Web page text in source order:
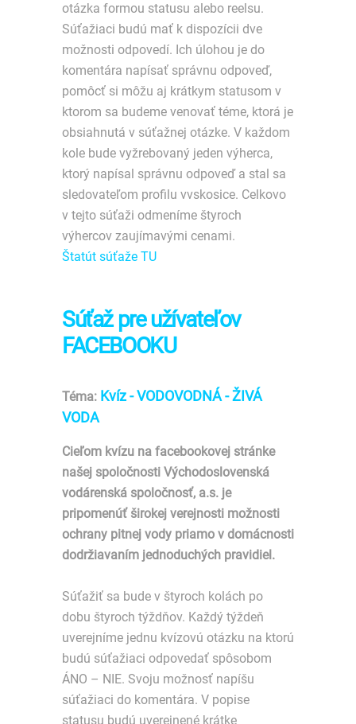
otázka formou statusu alebo reelsu.
Súťažiaci budú mať k dispozícii dve
možnosti odpovedí. Ich úlohou je do
komentára napísať správnu odpoveď,
pomôcť si môžu aj krátkym statusom v
ktorom sa budeme venovať téme, ktorá je
obsiahnutá v súťažnej otázke. V každom
kole bude vyžrebovaný jeden výherca,
ktorý napísal správnu odpoveď a stal sa
sledovateľom profilu vvskosice. Celkovo
v tejto súťaži odmeníme štyroch
výhercov zaujímavými cenami.
Štatút súťaže TU
Súťaž pre užívateľov
FACEBOOKU
Téma: Kvíz - VODOVODNÁ - ŽIVÁ
VODA
Cieľom kvízu na facebookovej stránke
našej spoločnosti Východoslovenská
vodárenská spoločnosť, a.s. je
pripomenúť širokej verejnosti možnosti
ochrany pitnej vody priamo v domácnosti
dodržiavaním jednoduchých pravidiel.
Súťažiť sa bude v štyroch kolách po
dobu štyroch týždňov. Každý týždeň
uverejníme jednu kvízovú otázku na ktorú
budú súťažiaci odpovedať spôsobom
ÁNO – NIE. Svoju možnosť napíšu
súťažiaci do komentára. V popise
statusu budú uverejnené krátke